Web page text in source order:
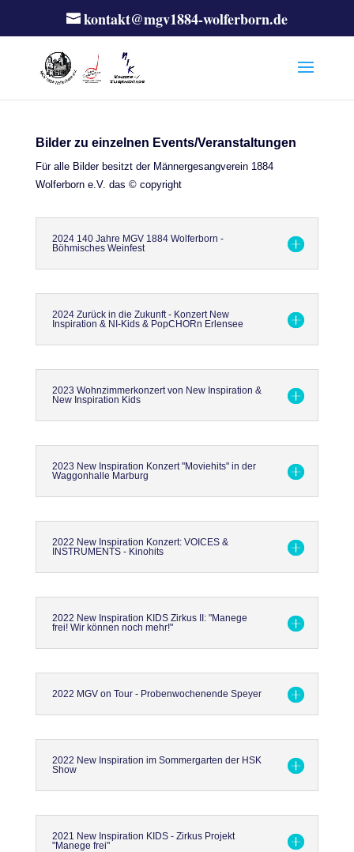
kontakt@mgv1884-wolferborn.de
Bilder zu einzelnen Events/Veranstaltungen
Für alle Bilder besitzt der Männergesangverein 1884
Wolferborn e.V. das © copyright
2024 140 Jahre MGV 1884 Wolferborn -
Böhmisches Weinfest
2024 Zurück in die Zukunft - Konzert New
Inspiration & NI-Kids & PopCHORn Erlensee
2023 Wohnzimmerkonzert von New Inspiration &
New Inspiration Kids
2023 New Inspiration Konzert "Moviehits" in der
Waggonhalle Marburg
2022 New Inspiration Konzert: VOICES &
INSTRUMENTS - Kinohits
2022 New Inspiration KIDS Zirkus II: "Manege
frei! Wir können noch mehr!"
2022 MGV on Tour - Probenwochenende Speyer
2022 New Inspiration im Sommergarten der HSK
Show
2021 New Inspiration KIDS - Zirkus Projekt
"Manege frei"